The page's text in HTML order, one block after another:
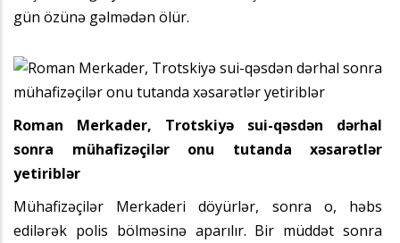
gün özünə gəlmədən ölür.
Roman Merkader, Trotskiyə sui-qəsdən dərhal
sonra mühafizəçilər onu tutanda xəsarətlər
yetiriblər
Mühafizəçilər Merkaderi döyürlər, sonra o, həbs
edilərək polis bölməsinə aparılır. Bir müddət sonra